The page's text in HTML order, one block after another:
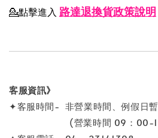
💁點擊進入 路達退換貨政策說明
客服資訊》
✦客服時間- 非營業時間、例假日
(營業時間 09：00-18